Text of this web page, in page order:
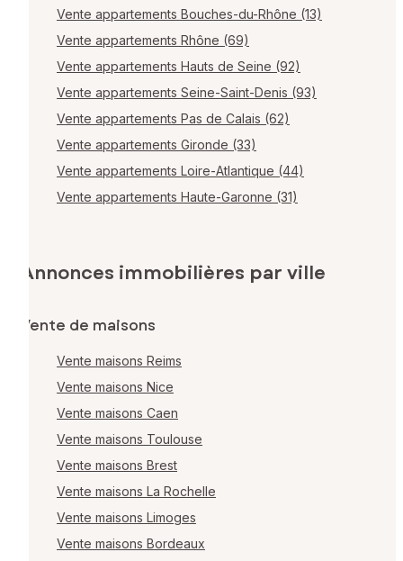
Vente appartements Bouches-du-Rhône (13)
Vente appartements Rhône (69)
Vente appartements Hauts de Seine (92)
Vente appartements Seine-Saint-Denis (93)
Vente appartements Pas de Calais (62)
Vente appartements Gironde (33)
Vente appartements Loire-Atlantique (44)
Vente appartements Haute-Garonne (31)
Annonces immobilières par ville
Vente de maisons
Vente maisons Reims
Vente maisons Nice
Vente maisons Caen
Vente maisons Toulouse
Vente maisons Brest
Vente maisons La Rochelle
Vente maisons Limoges
Vente maisons Bordeaux